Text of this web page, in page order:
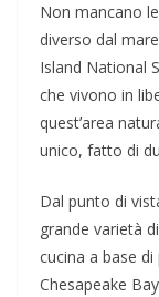
Non mancano
diverso dal
Island National
che vivono in
quest’area
unico, fatto di
Dal punto di
grande varietà
cucina a base
Chesapeake